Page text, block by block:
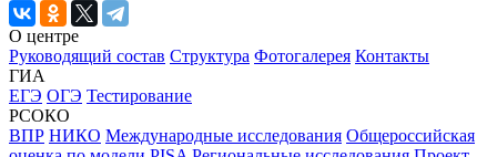
О центре
Руководящий состав Структура Фотогалерея Контакты
ГИА
ЕГЭ ОГЭ Тестирование
РСОКО
ВПР НИКО Международные исследования Общероссийская